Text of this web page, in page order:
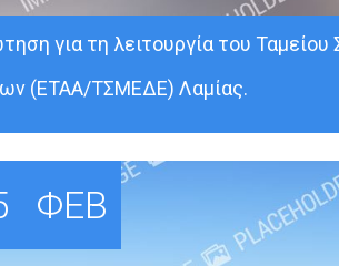
για τη λειτουργία του
(ΕΤΑΑ/ΤΣΜΕΔΕ) Λαμίας.
ΦΕΒ